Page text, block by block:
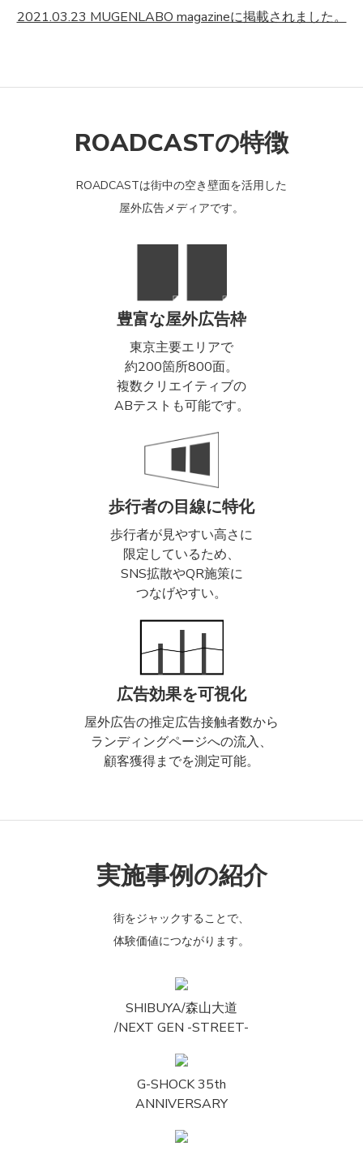
2021.03.23 MUGENLABO magazineに掲載されました。
ROADCASTの特徴
ROADCASTは街中の空き壁面を活用した
屋外広告メディアです。
豊富な屋外広告枠
東京主要エリアで
約200箇所800面。
複数クリエイティブの
ABテストも可能です。
歩行者の目線に特化
歩行者が見やすい高さに
限定しているため、
SNS拡散やQR施策に
つなげやすい。
広告効果を可視化
屋外広告の推定広告接触者数から
ランディングページへの流入、
顧客獲得までを測定可能。
実施事例の紹介
街をジャックすることで、
体験価値につながります。
SHIBUYA/森山大道
/NEXT GEN -STREET-
G-SHOCK 35th
ANNIVERSARY